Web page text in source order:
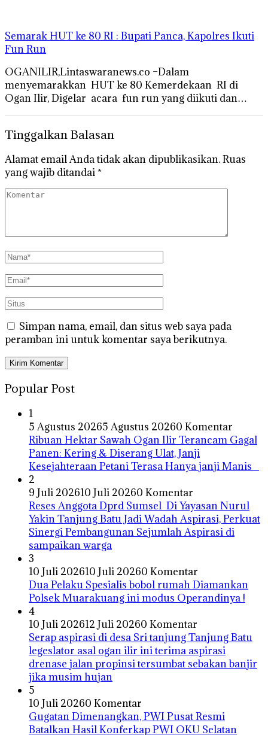
Semarak HUT ke 80 RI : Bupati Panca, Kapolres Ikuti
Fun Run
OGANILIR,Lintaswaranews.co –Dalam
menyemarakkan HUT ke 80 Kemerdekaan RI di
Ogan Ilir, Digelar acara fun run yang diikuti dan…
Tinggalkan Balasan
Alamat email Anda tidak akan dipublikasikan.Ruas
yang wajib ditandai *
Simpan nama, email, dan situs web saya pada
peramban ini untuk komentar saya berikutnya.
Popular Post
1
5 Agustus 20265 Agustus 20260 Komentar
Ribuan Hektar Sawah Ogan Ilir Terancam Gagal
Panen: Kering & Diserang Ulat, Janji
Kesejahteraan Petani Terasa Hanya janji Manis
2
9 Juli 202610 Juli 20260 Komentar
Reses Anggota Dprd Sumsel Di Yayasan Nurul
Yakin Tanjung Batu Jadi Wadah Aspirasi, Perkuat
Sinergi Pembangunan Sejumlah Aspirasi di
sampaikan warga
3
10 Juli 202610 Juli 20260 Komentar
Dua Pelaku Spesialis bobol rumah Diamankan
Polsek Muarakuang ini modus Operandinya !
4
10 Juli 202612 Juli 20260 Komentar
Serap aspirasi di desa Sri tanjung Tanjung Batu
legeslator asal ogan ilir ini terima aspirasi
drenase jalan propinsi tersumbat sebakan banjir
jika musim hujan
5
10 Juli 20260 Komentar
Gugatan Dimenangkan, PWI Pusat Resmi
Batalkan Hasil Konferkap PWI OKU Selatan